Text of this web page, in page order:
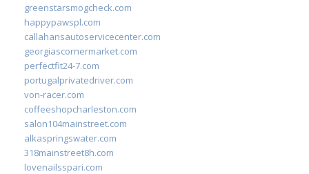
greenstarsmogcheck.com
happypawspl.com
callahansautoservicecenter.com
georgiascornermarket.com
perfectfit24-7.com
portugalprivatedriver.com
von-racer.com
coffeeshopcharleston.com
salon104mainstreet.com
alkaspringswater.com
318mainstreet8h.com
lovenailsspari.com